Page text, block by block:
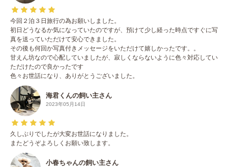
今回２泊３日旅行の為お願いしました。
初日どうなるか気になっていたのですが、預けて少し経った時点ですぐに写
真を送っていただけて安心できました。
その後も何回か写真付きメッセージをいただけて嬉しかったです。。
甘えん坊なので心配していましたが、寂しくならないように色々対応してい
ただけたので良かったです
色々お世話になり、ありがとうございました。
海君くんの飼い主さん
2023年05月14日
久しぶりでしたが大変お世話になりました。
またどうぞよろしくお願い致します。
小春ちゃんの飼い主さん